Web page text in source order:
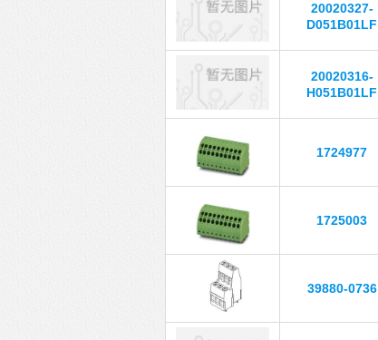
20020327-
D051B01LF
20020316-
H051B01LF
1724977
1725003
39880-0736